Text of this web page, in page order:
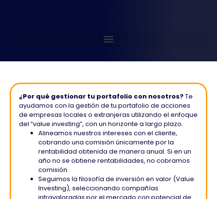
¿Por qué gestionar tu portafolio con nosotros?Te
ayudamos con la gestión de tu portafolio de acciones
de empresas locales o extranjeras utilizando el enfoque
del “value investing”, con un horizonte a largo plazo.
Alineamos nuestros intereses con el cliente,
cobrando una comisión únicamente por la
rentabilidad obtenida de manera anual. Si en un
año no se obtiene rentabilidades, no cobramos
comisión.
Seguimos la filosofía de inversión en valor (Value
Investing), seleccionando compañías